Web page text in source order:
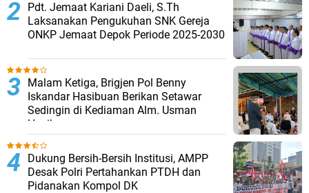
Pdt. Jemaat Kariani Daeli, S.Th
Laksanakan Pengukuhan SNK Gereja
ONKP Jemaat Depok Periode 2025-2030
Malam Ketiga, Brigjen Pol Benny
Iskandar Hasibuan Berikan Setawar
Sedingin di Kediaman Alm. Usman
Hasibuan
Dukung Bersih-Bersih Institusi, AMPP
Desak Polri Pertahankan PTDH dan
Pidanakan Kompol DK